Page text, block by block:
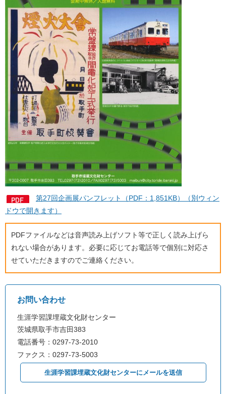
第27回企画展パンフレット（PDF：1,851KB）（別ウィン
ドウで開きます）
PDFファイルなどは音声読み上げソフト等で正しく読み上げら
れない場合があります。必要に応じてお電話等で個別に対応さ
せていただきますのでご連絡ください。
お問い合わせ
生涯学習課埋蔵文化財センター
茨城県取手市吉田383
電話番号：0297-73-2010
ファクス：0297-73-5003
生涯学習課埋蔵文化財センターにメールを送信